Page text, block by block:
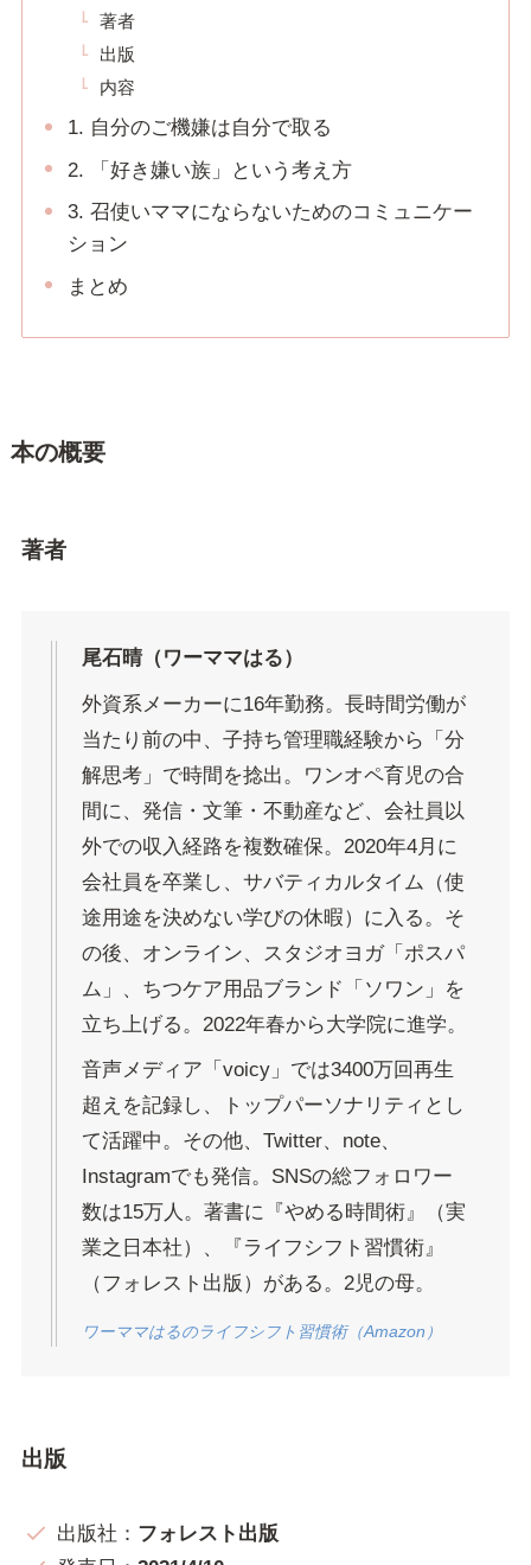
著者
出版
内容
1. 自分のご機嫌は自分で取る
2. 「好き嫌い族」という考え方
3. 召使いママにならないためのコミュニケー
ション
まとめ
本の概要
著者
尾石晴（ワーママはる）
外資系メーカーに16年勤務。長時間労働が
当たり前の中、子持ち管理職経験から「分
解思考」で時間を捻出。ワンオペ育児の合
間に、発信・文筆・不動産など、会社員以
外での収入経路を複数確保。2020年4月に
会社員を卒業し、サバティカルタイム（使
途用途を決めない学びの休暇）に入る。そ
の後、オンライン、スタジオヨガ「ポスパ
ム」、ちつケア用品ブランド「ソワン」を
立ち上げる。2022年春から大学院に進学。
音声メディア「voicy」では3400万回再生
超えを記録し、トップパーソナリティとし
て活躍中。その他、Twitter、note、
Instagramでも発信。SNSの総フォロワー
数は15万人。著書に『やめる時間術』（実
業之日本社）、『ライフシフト習慣術』
（フォレスト出版）がある。2児の母。
ワーママはるのライフシフト習慣術（Amazon）
出版
出版社： フォレスト出版